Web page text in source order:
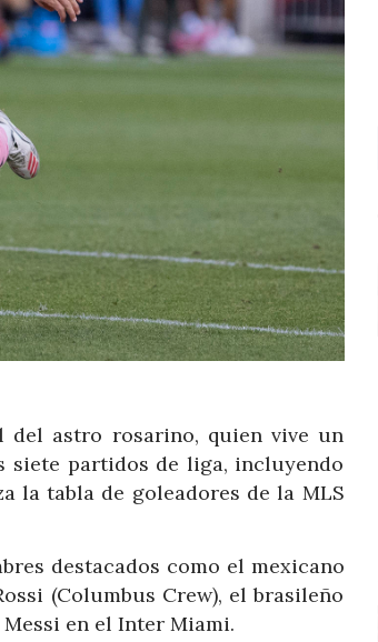
astro rosarino, quien vive un
siete partidos de liga, incluyendo
la tabla de goleadores de la MLS
destacados como el mexicano
(Columbus Crew), el brasileño
en el Inter Miami.